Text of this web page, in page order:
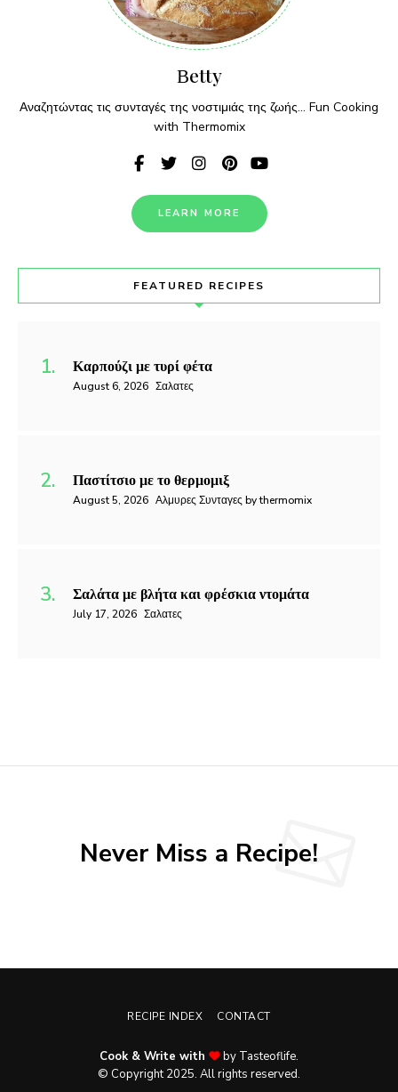
Βetty
Αναζητώντας τις συνταγές της νοστιμιάς της ζωής... Fun Cooking
with Thermomix
LEARN MORE
FEATURED RECIPES
Καρπούζι με τυρί φέτα
August 6, 2026 Σαλατες
Παστίτσιο με το θερμομιξ
August 5, 2026 Αλμυρες Συνταγες by thermomix
Σαλάτα με βλήτα και φρέσκια ντομάτα
July 17, 2026 Σαλατες
Never Miss a Recipe!
RECIPE INDEX CONTACT
Cook & Write with
by Tasteoflife.
© Copyright 2025. All rights reserved.